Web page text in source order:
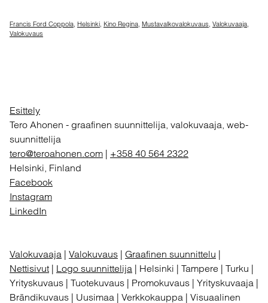
Francis Ford Coppola Helsinki Kino Regina Mustavalkovalokuvaus Valokuvaaja
Valokuvaus
Esittely
Tero Ahonen - graafinen suunnittelija, valokuvaaja, web-
suunnittelija
tero@teroahonen.com | +358 40 564 2322
Helsinki, Finland
Facebook
Instagram
LinkedIn
Valokuvaaja | Valokuvaus | Graafinen suunnittelu |
Nettisivut | Logo suunnittelija | Helsinki | Tampere | Turku |
Yrityskuvaus | Tuotekuvaus | Promokuvaus | Yrityskuvaaja |
Brändikuvaus | Uusimaa | Verkkokauppa | Visuaalinen